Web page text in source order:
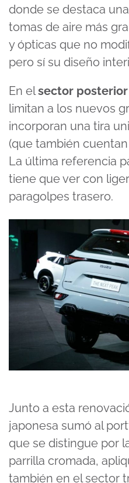
donde se destaca
tomas de aire más
y ópticas que no
pero sí su diseño
En elsector posterior
limitan a los nuevos
incorporan una tira
(que también
La última referencia
tiene que ver con
paragolpes trasero.
Junto a esta
japonesa sumó al
que se distingue por
parrilla cromada,
también en el sector